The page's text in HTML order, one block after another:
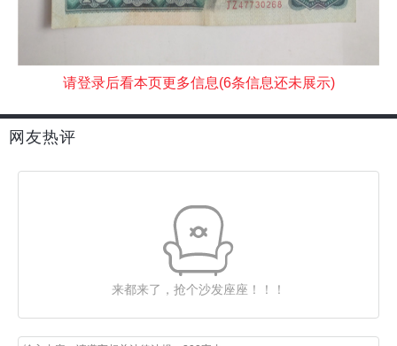
请登录后看本页更多信息(6条信息还未展示)
网友热评
来都来了，抢个沙发座座！！！